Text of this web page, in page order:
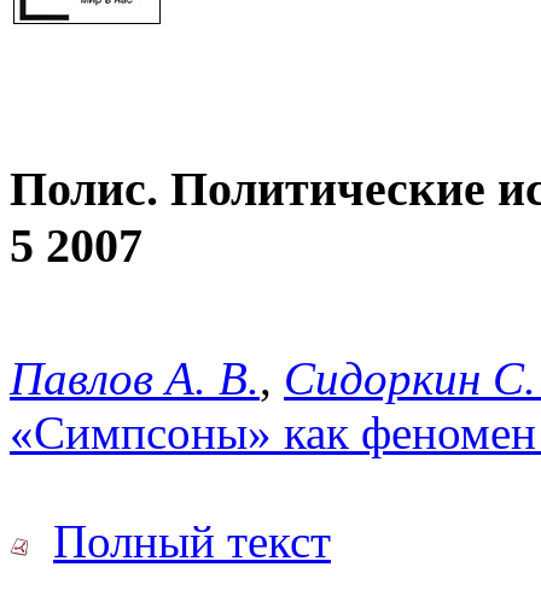
Полис. Политические
5 2007
Павлов А. В., Сидоркин
«Симпсоны» как
Полный текст